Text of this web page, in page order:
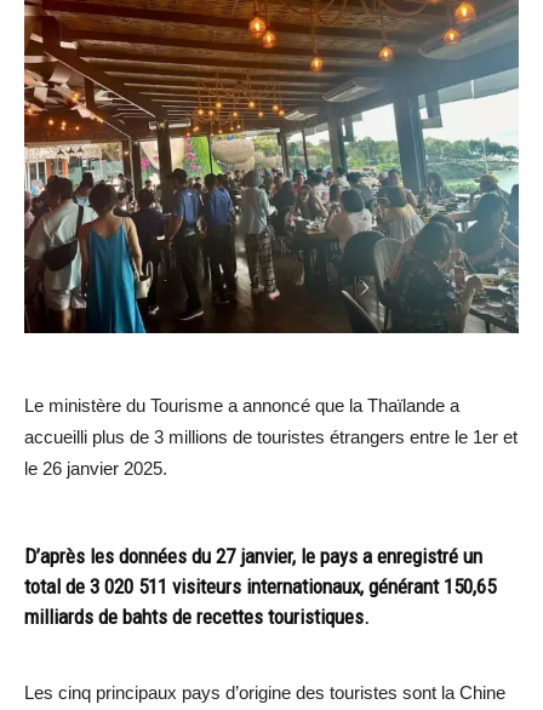
Le ministère du Tourisme a annoncé que la Thaïlande a
accueilli plus de 3 millions de touristes étrangers entre le 1er et
le 26 janvier 2025.
D’après les données du 27 janvier, le pays a enregistré un
total de 3 020 511 visiteurs internationaux, générant 150,65
milliards de bahts de recettes touristiques.
Les cinq principaux pays d’origine des touristes sont la Chine